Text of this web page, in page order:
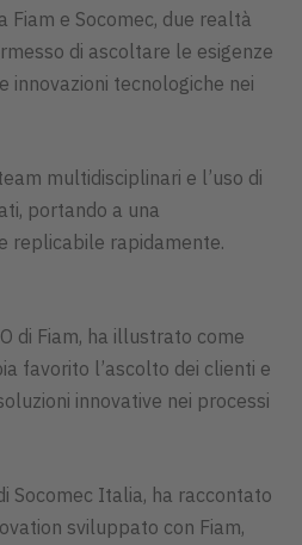
Fiam e Socomec, due realtà
di ascoltare le esigenze
innovazioni tecnologiche nei
multidisciplinari e l’uso di
portando a una
replicabile rapidamente.
di Fiam, ha illustrato come
favorito l’ascolto dei clienti e
innovative nei processi
Socomec Italia, ha raccontato
sviluppato con Fiam,